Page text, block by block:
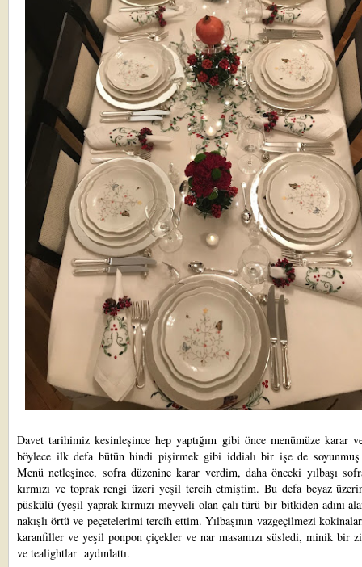
Davet tarihimiz kesinleşince hep yaptığım gibi önce menümüze karar
böylece ilk defa bütün hindi pişirmek gibi iddialı bir işe de
Menü netleşince, sofra düzenine karar verdim, daha önceki yılbaşı
kırmızı ve toprak rengi üzeri yeşil tercih etmiştim. Bu defa beyaz
püskülü (yeşil yaprak kırmızı meyveli olan çalı türü bir bitkiden adını
nakışlı örtü ve peçetelerimi tercih ettim. Yılbaşının vazgeçilmezi
karanfiller ve yeşil ponpon çiçekler ve nar masamızı süsledi, minik bir
ve tealightlar aydınlattı.